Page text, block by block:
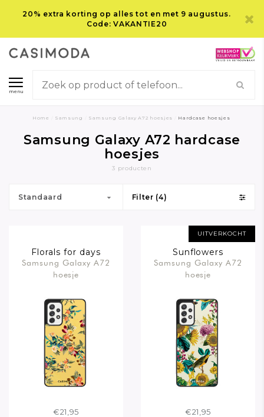
20% extra korting op alles tot en met 9 augustus.
Code: VAKANTIE20
menu
Home Samsung Samsung Galaxy A72 hoesjes Hardcase hoesjes
Samsung Galaxy A72 hardcase
hoesjes
3 producten
Standaard Filter (4)
Florals for days
Samsung Galaxy A72
hoesje
€21,95
UITVERKOCHT
Sunflowers
Samsung Galaxy A72
hoesje
€21,95